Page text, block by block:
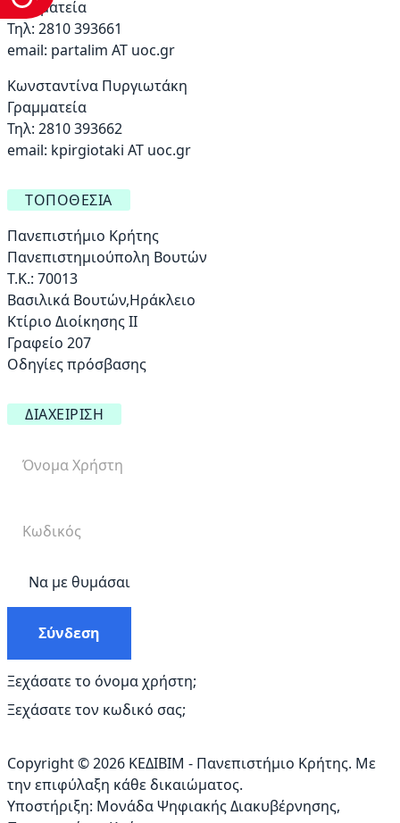
Γραμματεία
Τηλ: 2810 393661
email: partalim AT uoc.gr
Κωνσταντίνα Πυργιωτάκη
Γραμματεία
Τηλ: 2810 393662
email: kpirgiotaki AT uoc.gr
ΤΟΠΟΘΕΣΊΑ
Πανεπιστήμιο Κρήτης
Πανεπιστημιούπολη Βουτών
Τ.Κ.: 70013
Βασιλικά Βουτών,Ηράκλειο
Κτίριο Διοίκησης ΙΙ
Γραφείο 207
Οδηγίες πρόσβασης
ΔΙΑΧΕΊΡΙΣΗ
Να με θυμάσαι
Σύνδεση
Ξεχάσατε το όνομα χρήστη;
Ξεχάσατε τον κωδικό σας;
Copyright © 2026 ΚΕΔΙΒΙΜ - Πανεπιστήμιο Κρήτης. Με
την επιφύλαξη κάθε δικαιώματος.
Υποστήριξη: Μονάδα Ψηφιακής Διακυβέρνησης,